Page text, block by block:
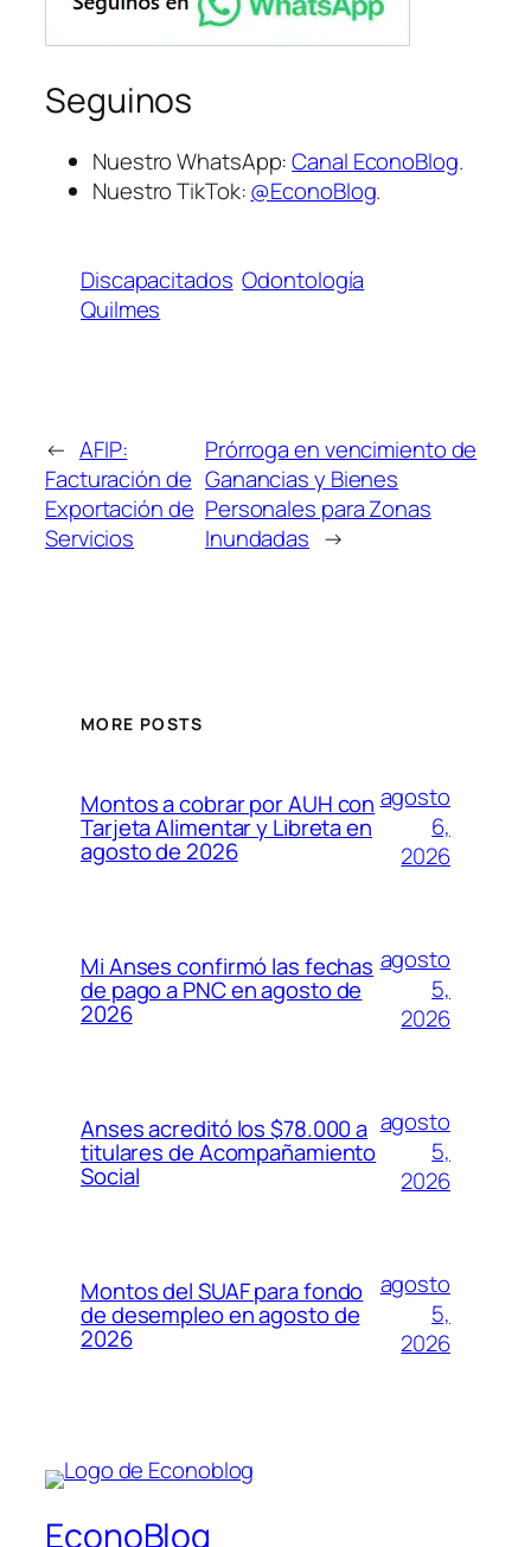
Seguinos
Nuestro WhatsApp:Canal EconoBlog.
Nuestro TikTok:@EconoBlog.
Discapacitados Odontología
Quilmes
← AFIP:
Facturación de
Exportación de
Servicios
Prórroga en vencimiento de
Ganancias y Bienes
Personales para Zonas
Inundadas →
MORE POSTS
Montos a cobrar por AUH con
Tarjeta Alimentar y Libreta en
agosto de 2026
agosto
6,
2026
Mi Anses confirmó las fechas
de pago a PNC en agosto de
2026
agosto
5,
2026
Anses acreditó los $78.000 a
titulares de Acompañamiento
Social
agosto
5,
2026
Montos del SUAF para fondo
de desempleo en agosto de
2026
agosto
5,
2026
EconoBlog